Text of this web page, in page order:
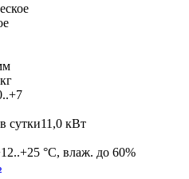
сутки11,0 кВт
°C, влаж. до 60%